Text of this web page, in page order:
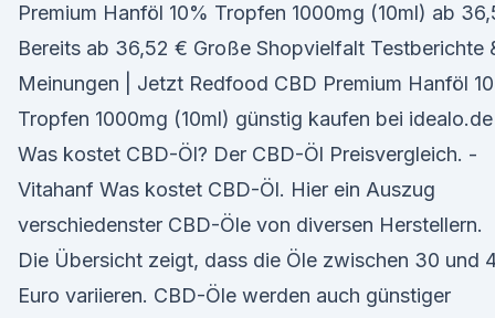
Premium Hanföl 10% Tropfen 1000mg (10ml) ab
Bereits ab 36,52 € Große Shopvielfalt Testberichte
Meinungen | Jetzt Redfood CBD Premium Hanföl
Tropfen 1000mg (10ml) günstig kaufen bei idealo.de
Was kostet CBD-Öl? Der CBD-Öl Preisvergleich. -
Vitahanf Was kostet CBD-Öl. Hier ein Auszug
verschiedenster CBD-Öle von diversen Herstellern.
Die Übersicht zeigt, dass die Öle zwischen 30 und
Euro variieren. CBD-Öle werden auch günstiger